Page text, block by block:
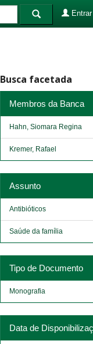
Busca facetada
Membros da Banca
Hahn, Siomara Regina
Kremer, Rafael
Assunto
Antibióticos
Saúde da família
Tipo de Documento
Monografia
Data de